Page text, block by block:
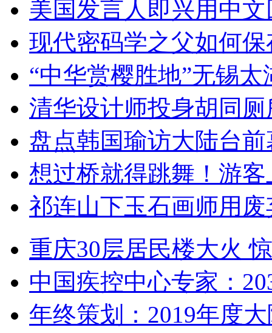
美国发言人即兴用中
现代密码学之父如何
“中华赏樱胜地”无锡
清华设计师投身胡同
盘点韩国瑜访大陆台
想过桥就得跳舞！游客
祁连山下玉石画师用
重庆30层居民楼大火
中国疾控中心专家：
年终策划：2019年度